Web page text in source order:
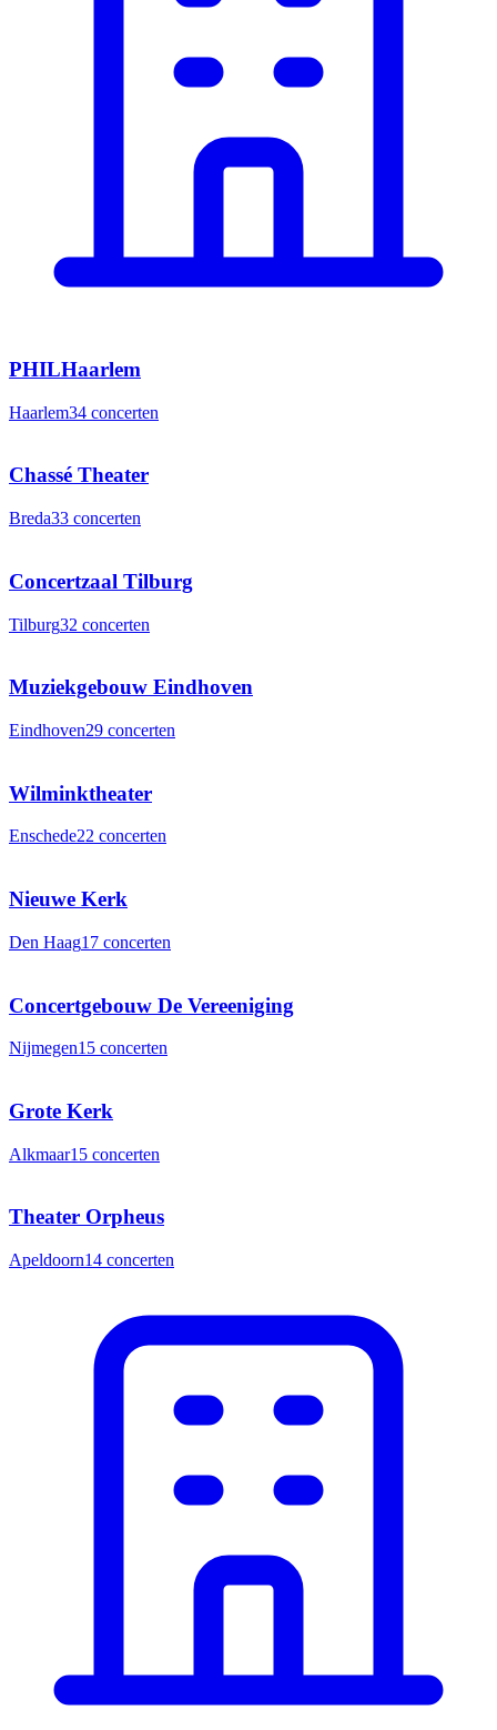
PHILHaarlem
Haarlem34 concerten
Chassé Theater
Breda33 concerten
Concertzaal Tilburg
Tilburg32 concerten
Muziekgebouw Eindhoven
Eindhoven29 concerten
Wilminktheater
Enschede22 concerten
Nieuwe Kerk
Den Haag17 concerten
Concertgebouw De Vereeniging
Nijmegen15 concerten
Grote Kerk
Alkmaar15 concerten
Theater Orpheus
Apeldoorn14 concerten